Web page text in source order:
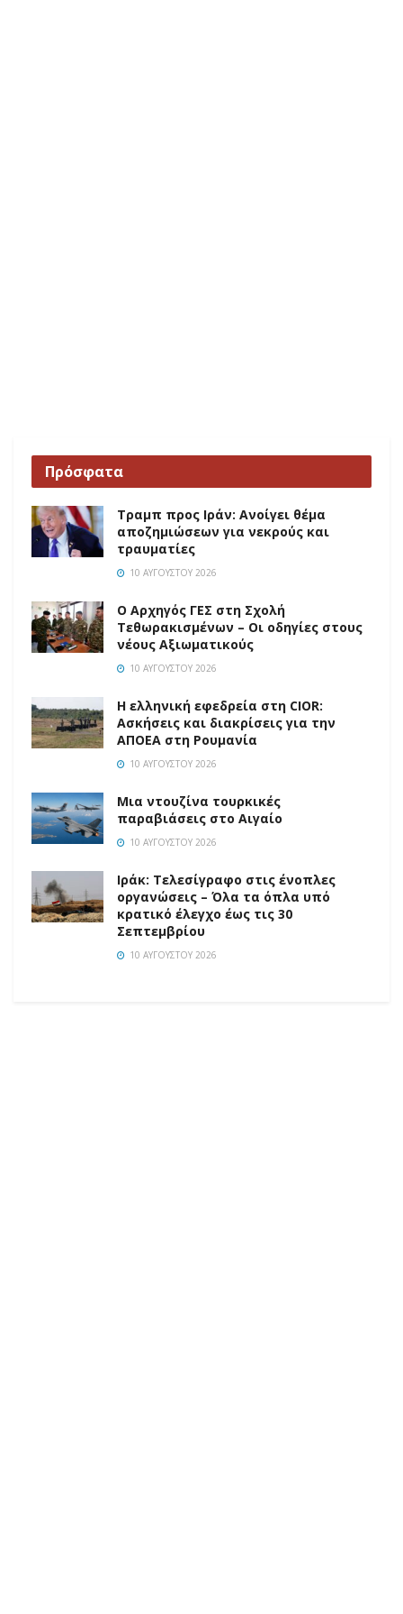
Πρόσφατα
Τραμπ προς Ιράν: Ανοίγει θέμα
αποζημιώσεων για νεκρούς και
τραυματίες
10 ΑΥΓΟΎΣΤΟΥ 2026
O Αρχηγός ΓΕΣ στη Σχολή
Τεθωρακισμένων – Οι οδηγίες στους
νέους Αξιωματικούς
10 ΑΥΓΟΎΣΤΟΥ 2026
Η ελληνική εφεδρεία στη CIOR:
Ασκήσεις και διακρίσεις για την
ΑΠΟΕΑ στη Ρουμανία
10 ΑΥΓΟΎΣΤΟΥ 2026
Μια ντουζίνα τουρκικές
παραβιάσεις στο Αιγαίο
10 ΑΥΓΟΎΣΤΟΥ 2026
Ιράκ: Τελεσίγραφο στις ένοπλες
οργανώσεις – Όλα τα όπλα υπό
κρατικό έλεγχο έως τις 30
Σεπτεμβρίου
10 ΑΥΓΟΎΣΤΟΥ 2026